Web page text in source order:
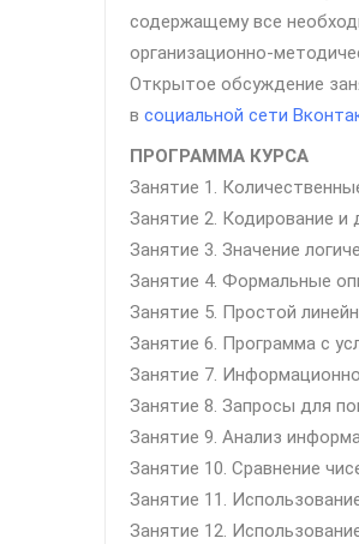
содержащему все
организационно-
Открытое обсуждение
в социальной сети
ПРОГРАММА КУРСА
Занятие 1.
Занятие 2. Кодирование и
Занятие 3. Значение
Занятие 4. Формальные
Занятие 5. Простой
Занятие 6. Программа с
Занятие 7.
Занятие 8. Запросы для
Занятие 9. Анализ
Занятие 10. Сравнение
Занятие 11.
Занятие 12.